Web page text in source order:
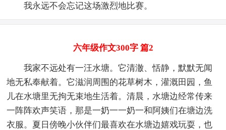
我永远不会忘记这场激烈地比赛。
六年级作文300字 篇2
我家不远处有一汪水塘。它清澈、恬静，默默无闻
地无私奉献着。它滋润周围的花草树木，灌溉田园，鱼
儿在水塘里无拘无束地生活着。清晨，水塘边经常传来
一阵阵欢声笑语，那是一奶一一奶一和阿姨们在塘边洗
衣服。夏日傍晚小伙伴们最喜欢在水塘边嬉戏玩耍，也